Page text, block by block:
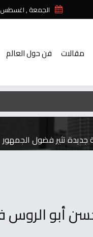
الجمعة , اغسطس 7 , 2026
مقالات فن حول العالم